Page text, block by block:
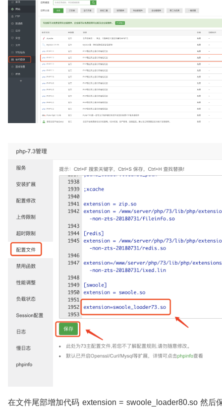
在文件尾部增加代码 extension = swoole_loader80.so 然后